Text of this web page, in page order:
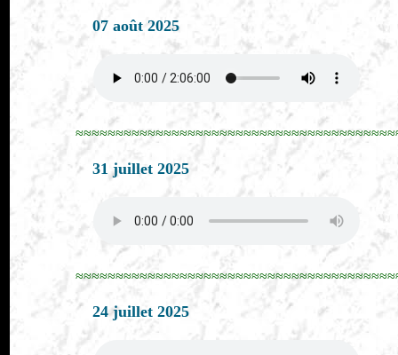
07 août 2025
31 juillet 2025
24 juillet 2025